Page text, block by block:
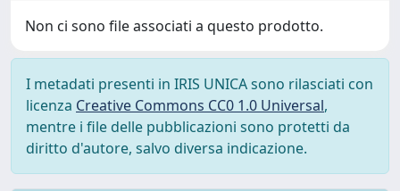
Non ci sono file associati a questo prodotto.
I metadati presenti in IRIS UNICA sono rilasciati con
licenza Creative Commons CC0 1.0 Universal,
mentre i file delle pubblicazioni sono protetti da
diritto d'autore, salvo diversa indicazione.